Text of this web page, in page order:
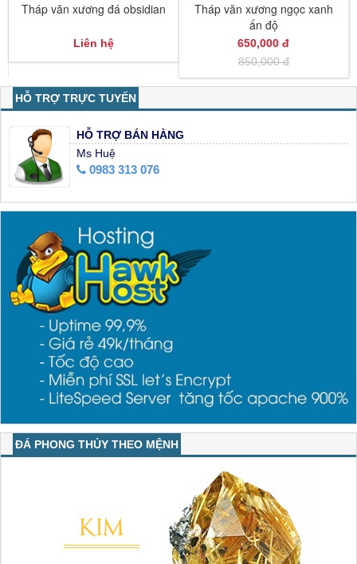
Tháp văn xương đá obsidian
Liên hệ
Tháp văn xương ngọc xanh
ấn độ
650,000 đ
850,000 đ
HỖ TRỢ TRỰC TUYẾN
HỖ TRỢ BÁN HÀNG
Ms Huệ
0983 313 076
ĐÁ PHONG THỦY THEO MỆNH